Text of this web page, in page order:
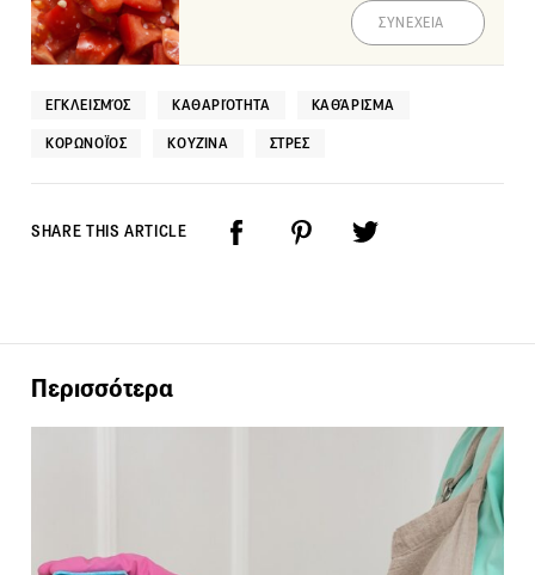
ΣΥΝΕΧΕΙΑ
ΕΓΚΛΕΙΣΜΌΣ ΚΑΘΑΡΙΌΤΗΤΑ ΚΑΘΆΡΙΣΜΑ
ΚΟΡΩΝΟΪΌΣ ΚΟΥΖΊΝΑ ΣΤΡΕΣ
SHARE THIS ARTICLE
Περισσότερα